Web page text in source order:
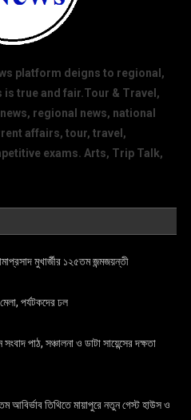
platform deigns to regional,
true and fair.Tour & Travel,
regional news, national
affairs, tour, travel,
exams. Arts, Trip Talk,
মুখার্জীর ১২৫তম জন্মজয়ন্তী
পর্যটকদের ঢল
পাঠ, সঞ্চালনা ও ডাটা সায়েন্সের দক্ষতা
আবির্ভাব তিথিতে মায়াপুরে নতুন গেস্ট হাউস ও